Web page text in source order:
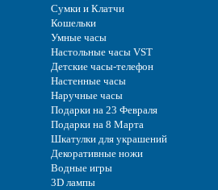
Сумки и Клатчи
Кошельки
Умные часы
Настольные часы VST
Детские часы-телефон
Настенные часы
Наручные часы
Подарки на 23 Февраля
Подарки на 8 Марта
Шкатулки для украшений
Декоративные ножи
Водные игры
3D лампы